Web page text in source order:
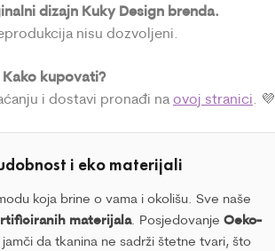
dizajn Kuky Design brenda.
nisu dozvoljeni.
Kako kupovati?
i dostavi pronađi naovoj stranici . 💜
i eko materijali
koja brine o vama i okolišu. Sve naše
materijala. PosjedovanjeOeko-
da tkanina ne sadrži štetne tvari, što